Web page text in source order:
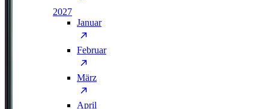
2027
Januar
Februar
März
April